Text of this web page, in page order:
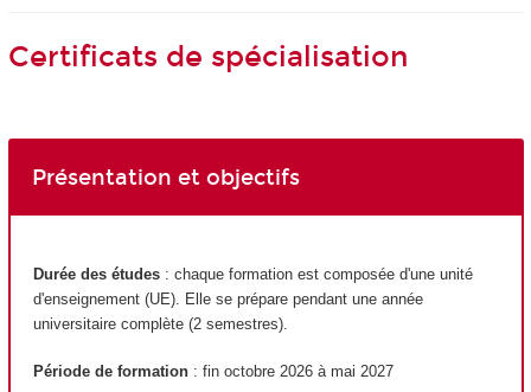
Certificats de spécialisation
Présentation et objectifs
Durée des études : chaque formation est composée d'une unité
d'enseignement (UE). Elle se prépare pendant une année
universitaire complète (2 semestres).
Période de formation : fin octobre 2026 à mai 2027